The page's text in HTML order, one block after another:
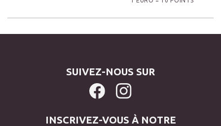
SUIVEZ-NOUS SUR
INSCRIVEZ-VOUS À NOTRE